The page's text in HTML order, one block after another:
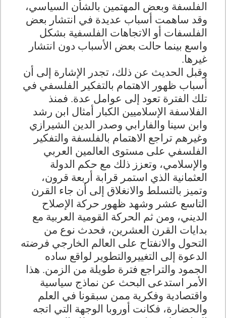
الفلسفة وبعض المهتمين بالشأن السياسي،
وقد ساهمت أسباب عديدة في انتشار بعض
الفلسفات أو الاتجاهات الفلسفية بشكل
واسع بينما حالت بعض الأسباب دون انتشار
غيرها.
وقبل الحديث عن ذلك، تجدر الإشارة إلى أن
أسباب ظهور الاهتمام بالتفكير الفلسفي في
تلك الفترة تعود إلى عوامل عدة. فمنذ
الفلاسفة الإسلاميين الكبار أمثال ابن رشد
وابن سينا والفارابي وصدر الدين الشيرازي
وغيرهم تراجع الاهتمام بالفلسفة والتفكير
الفلسفي على مستوى العالمين العربي
والإسلامي، وتعزز ذلك مع حكم الدولة
العثمانية الذي استمر قرابة أربعة قرون،
وتميز بالتسلط والانغلاق إلى أن جاء القرن
التاسع عشر وشهد ظهور حركة الإصلاح
الديني، ومن ثم الحركة القومية العربية مع
بدايات القرن العشرين، فحدث نوع من
التحول والانفتاح على العالم الخارجي فرضته
الدعوة إلى التغييروالتطوير لواقع ساده
الجمود والتراجع فترة طويلة من الزمن. هذا
الأمر استدعى البحث عن نماذج سياسية
واقتصادية وفكرية ممن سبقونا في العلم
والحضارة، فكانت أوروبا الوجهة التي اتجه